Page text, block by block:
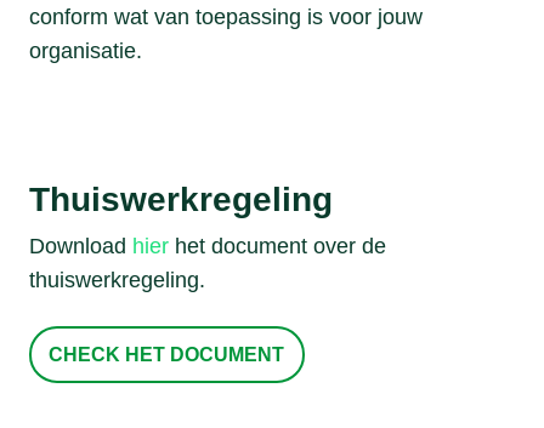
conform wat van toepassing is voor jouw
organisatie.
Thuiswerkregeling
Download hier het document over de
thuiswerkregeling.
CHECK HET DOCUMENT